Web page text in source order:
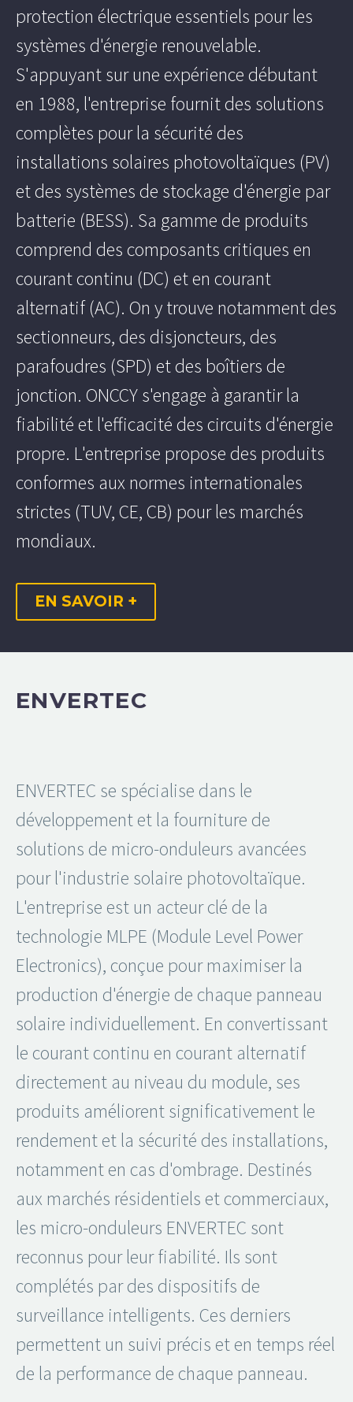
protection électrique essentiels pour les
systèmes d'énergie renouvelable.
S'appuyant sur une expérience débutant
en 1988, l'entreprise fournit des solutions
complètes pour la sécurité des
installations solaires photovoltaïques (PV)
et des systèmes de stockage d'énergie par
batterie (BESS). Sa gamme de produits
comprend des composants critiques en
courant continu (DC) et en courant
alternatif (AC). On y trouve notamment des
sectionneurs, des disjoncteurs, des
parafoudres (SPD) et des boîtiers de
jonction. ONCCY s'engage à garantir la
fiabilité et l'efficacité des circuits d'énergie
propre. L'entreprise propose des produits
conformes aux normes internationales
strictes (TUV, CE, CB) pour les marchés
mondiaux.
EN SAVOIR +
ENVERTEC
ENVERTEC se spécialise dans le
développement et la fourniture de
solutions de micro-onduleurs avancées
pour l'industrie solaire photovoltaïque.
L'entreprise est un acteur clé de la
technologie MLPE (Module Level Power
Electronics), conçue pour maximiser la
production d'énergie de chaque panneau
solaire individuellement. En convertissant
le courant continu en courant alternatif
directement au niveau du module, ses
produits améliorent significativement le
rendement et la sécurité des installations,
notamment en cas d'ombrage. Destinés
aux marchés résidentiels et commerciaux,
les micro-onduleurs ENVERTEC sont
reconnus pour leur fiabilité. Ils sont
complétés par des dispositifs de
surveillance intelligents. Ces derniers
permettent un suivi précis et en temps réel
de la performance de chaque panneau.